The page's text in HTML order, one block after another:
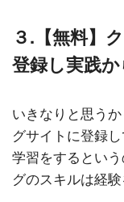
３.【無料】
登録し実践
いきなりと思う
グサイトに登録
学習をするとい
グのスキルは経